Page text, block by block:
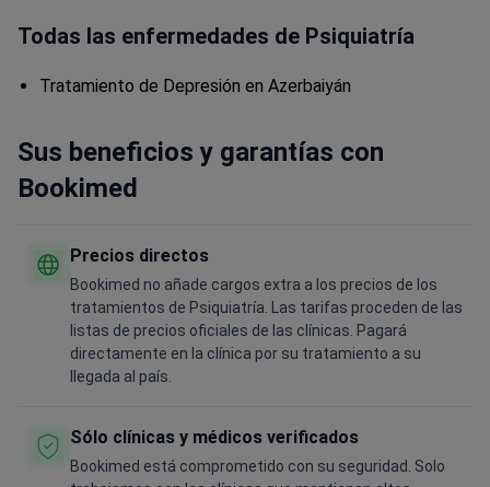
Todas las enfermedades de Psiquiatría
Tratamiento de Depresión en Azerbaiyán
Sus beneficios y garantías con
Bookimed
Precios directos
Bookimed no añade cargos extra a los precios de los
tratamientos de Psiquiatría. Las tarifas proceden de las
listas de precios oficiales de las clínicas. Pagará
directamente en la clínica por su tratamiento a su
llegada al país.
Sólo clínicas y médicos verificados
Bookimed está comprometido con su seguridad. Solo